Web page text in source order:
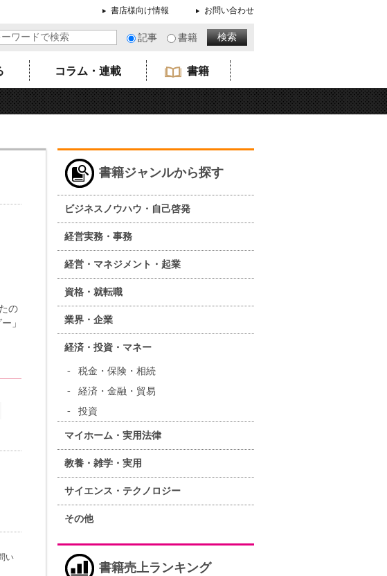
書店様向け情報 お問い合わせ
記事 書籍
コラム・連載 書籍
の
」
い
書籍ジャンルから探す
ビジネスノウハウ・自己啓発
経営実務・事務
経営・マネジメント・起業
資格・就転職
業界・企業
経済・投資・マネー
税金・保険・相続
経済・金融・貿易
投資
マイホーム・実用法律
教養・雑学・実用
サイエンス・テクノロジー
その他
書籍売上ランキング